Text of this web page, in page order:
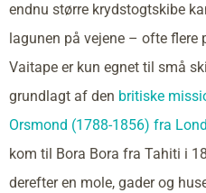
endnu større krydstogtskibe
lagunen på vejene – ofte
Vaitape er kun egnet til små
grundlagt af den britiske
Orsmond (1788-1856) fra
kom til Bora Bora fra Tahiti i
derefter en mole, gader og